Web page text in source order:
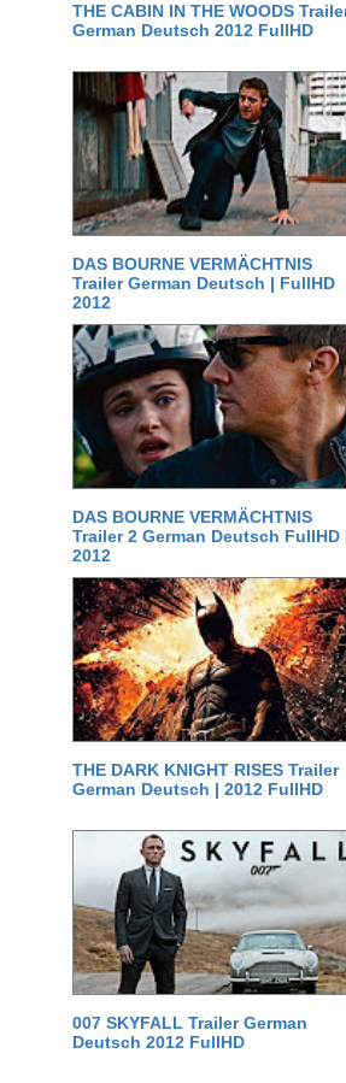
THE CABIN IN THE WOODS
German Deutsch 2012 FullHD
DAS BOURNE VERMÄCHTNIS
Trailer German Deutsch | FullHD
2012
DAS BOURNE VERMÄCHTNIS
Trailer 2 German Deutsch FullHD
2012
THE DARK KNIGHT RISES Trailer
German Deutsch | 2012 FullHD
007 SKYFALL Trailer German
Deutsch 2012 FullHD